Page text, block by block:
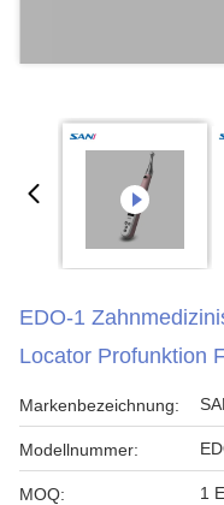
EDO-1
Locator Profunktion
Markenbezeichnung:
Modellnummer:
MOQ: 1